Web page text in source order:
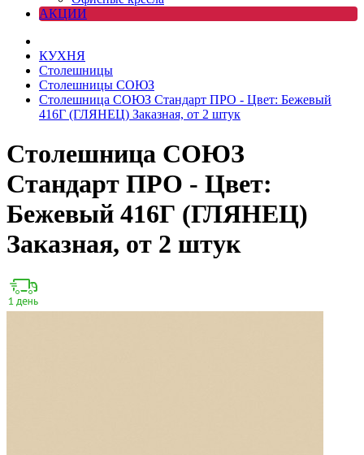
АКЦИИ
КУХНЯ
Столешницы
Столешницы СОЮЗ
Столешница СОЮЗ Стандарт ПРО - Цвет: Бежевый
416Г (ГЛЯНЕЦ) Заказная, от 2 штук
Столешница СОЮЗ
Стандарт ПРО - Цвет:
Бежевый 416Г (ГЛЯНЕЦ)
Заказная, от 2 штук